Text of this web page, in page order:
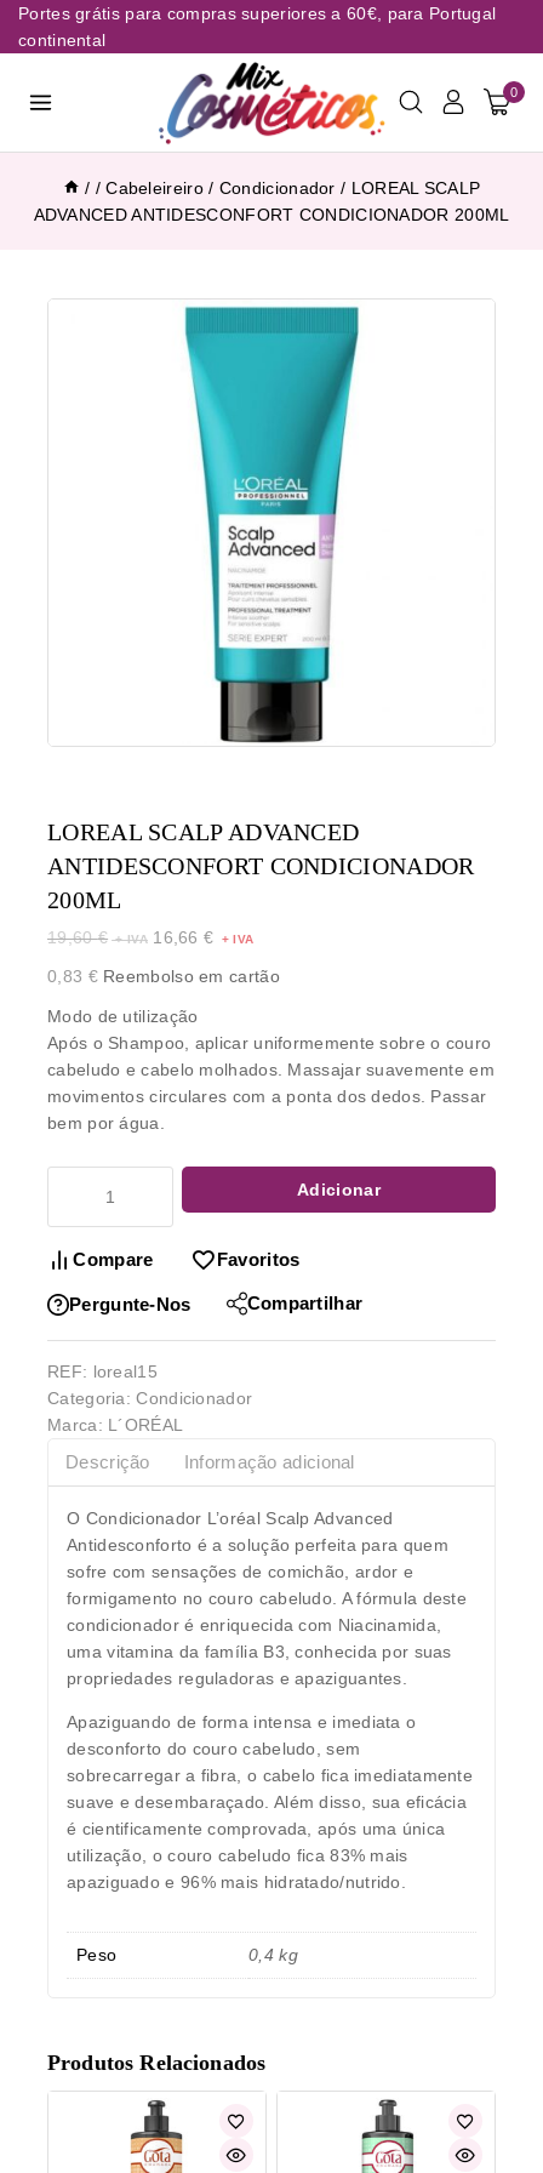
Portes grátis para compras superiores a 60€, para Portugal
continental
0
/ / Cabeleireiro / Condicionador / LOREAL SCALP
ADVANCED ANTIDESCONFORT CONDICIONADOR 200ML
LOREAL SCALP ADVANCED
ANTIDESCONFORT CONDICIONADOR
200ML
19,60€ 16,66€
0,83 €Reembolso em cartão
Modo de utilização
Após o Shampoo, aplicar uniformemente sobre o couro
cabeludo e cabelo molhados. Massajar suavemente em
movimentos circulares com a ponta dos dedos. Passar
bem por água.
Adicionar
Compare Favoritos
Pergunte-Nos Compartilhar
REF: loreal15
Categoria:Condicionador
Marca: L´ORÉAL
Descrição Informação adicional
O Condicionador L’oréal Scalp Advanced
Antidesconforto é a solução perfeita para quem
sofre com sensações de comichão, ardor e
formigamento no couro cabeludo. A fórmula deste
condicionador é enriquecida com Niacinamida,
uma vitamina da família B3, conhecida por suas
propriedades reguladoras e apaziguantes.
Apaziguando de forma intensa e imediata o
desconforto do couro cabeludo, sem
sobrecarregar a fibra, o cabelo fica imediatamente
suave e desembaraçado. Além disso, sua eficácia
é cientificamente comprovada, após uma única
utilização, o couro cabeludo fica 83% mais
apaziguado e 96% mais hidratado/nutrido.
Peso 0,4 kg
Produtos Relacionados